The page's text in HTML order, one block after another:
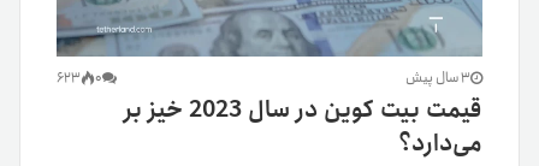
3 سال پیش 0
623
قیمت بیت کوین در سال 2023 خیز بر
می‌دارد؟